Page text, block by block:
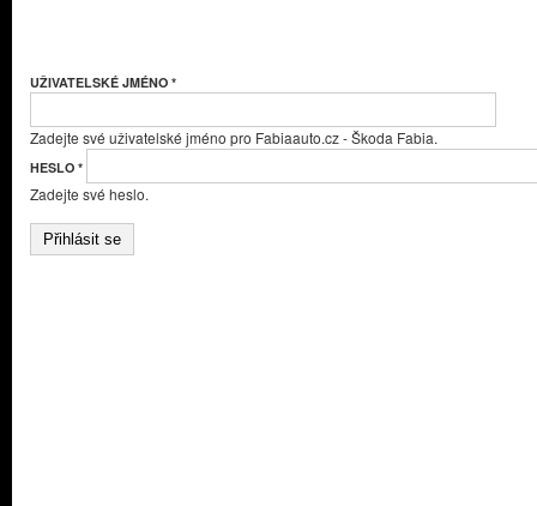
UŽIVATELSKÉ JMÉNO *
Zadejte své uživatelské jméno pro Fabiaauto.cz - Škoda Fabia.
HESLO *
Zadejte své heslo.